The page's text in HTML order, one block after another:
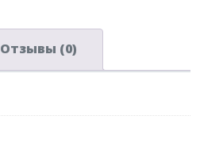
Отзывы (0)